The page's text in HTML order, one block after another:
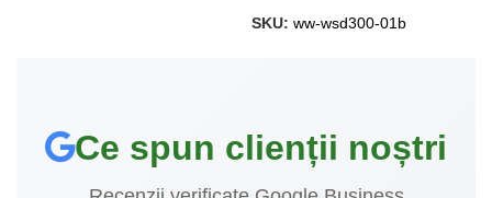
SKU: ww-wsd300-01b
Ce spun clienții noștri